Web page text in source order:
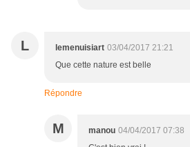
L lemenuisiart 03/04/2017 21:21
Que cette nature est belle
Répondre
M manou 04/04/2017 07:38